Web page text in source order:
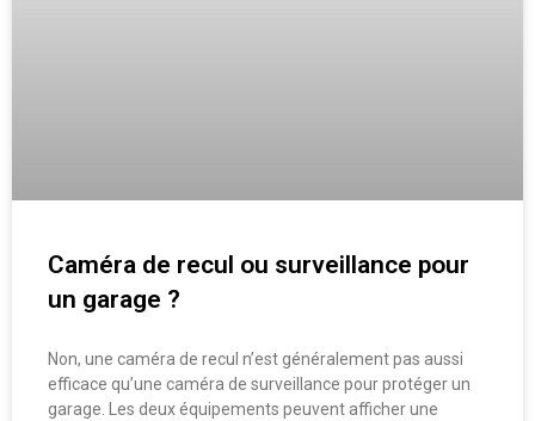
Caméra de recul ou surveillance pour
un garage ?
Non, une caméra de recul n’est généralement pas aussi
efficace qu’une caméra de surveillance pour protéger un
garage. Les deux équipements peuvent afficher une